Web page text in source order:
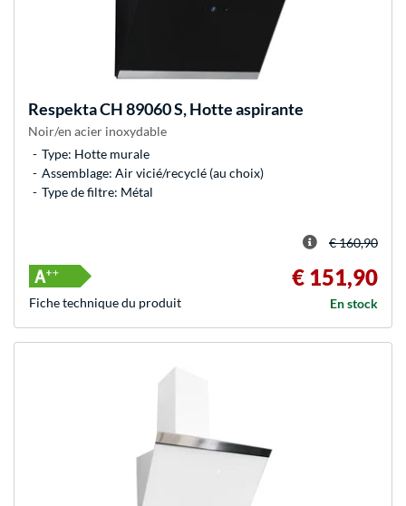
RespektaCH 89060 S, Hotte aspirante
Noir/en acier inoxydable
Type: Hotte murale
Assemblage: Air vicié/recyclé (au choix)
Type de filtre: Métal
€ 160,90
€ 151,90
En stock
Fiche technique du produit